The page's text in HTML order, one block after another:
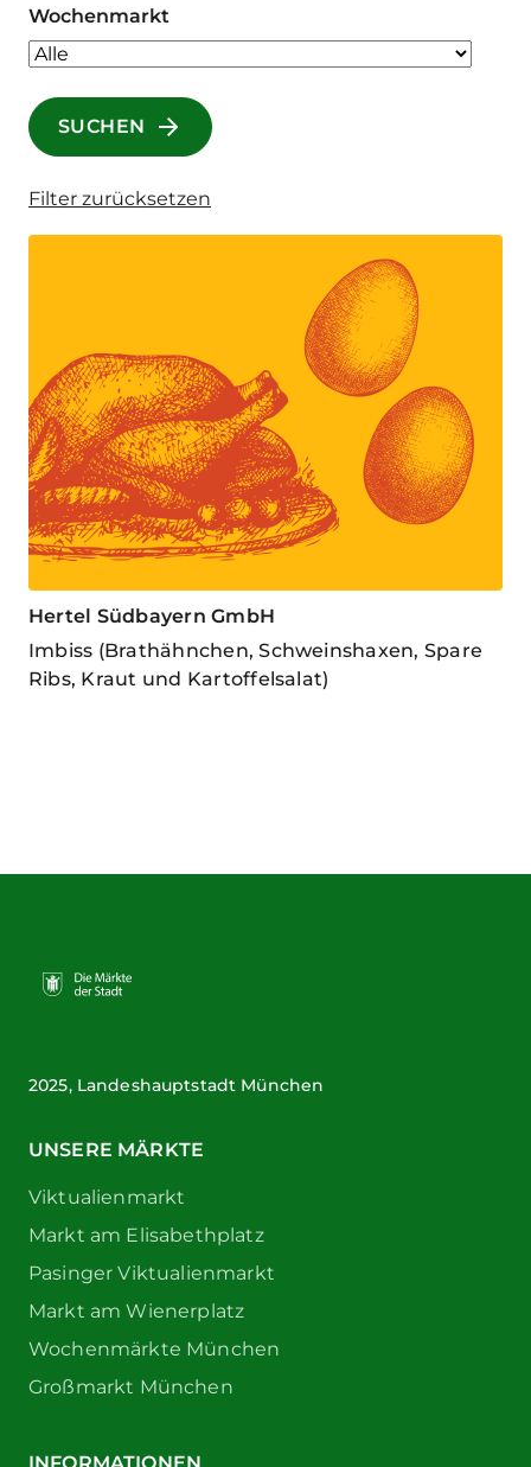
Wochenmarkt
SUCHEN
Filter zurücksetzen
Hertel Südbayern GmbH
Imbiss (Brathähnchen, Schweinshaxen, Spare
Ribs, Kraut und Kartoffelsalat)
2025, Landeshauptstadt München
UNSERE MÄRKTE
Viktualienmarkt
Markt am Elisabethplatz
Pasinger Viktualienmarkt
Markt am Wienerplatz
Wochenmärkte München
Großmarkt München